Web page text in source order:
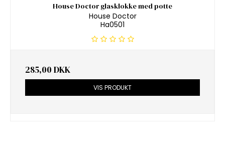
House Doctor glasklokke med potte
House Doctor
Ha0501
285,00 DKK
VIS PRODUKT